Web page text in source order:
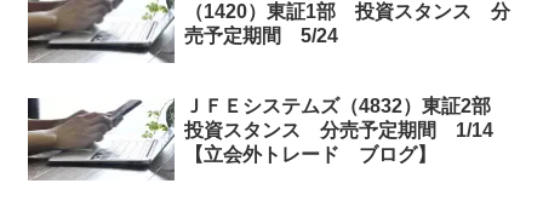
（1420）東証1部 投資スタンス 分
売予定期間 5/24
ＪＦＥシステムズ（4832）東証2部
投資スタンス 分売予定期間 1/14
【立会外トレード ブログ】